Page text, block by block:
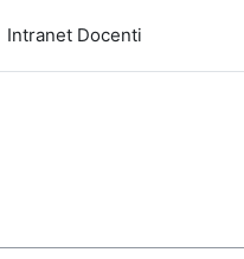
Intranet Docenti